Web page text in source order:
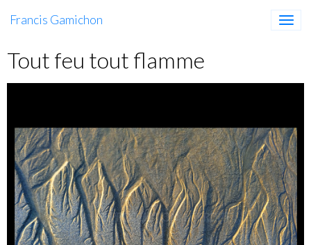
Francis Gamichon
Tout feu tout flamme